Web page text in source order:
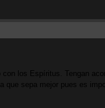
los Espíritus. Tengan
sepa mejor pues es